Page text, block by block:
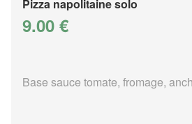
Pizza napolitaine solo
9.00 €
Base sauce tomate, fromage,